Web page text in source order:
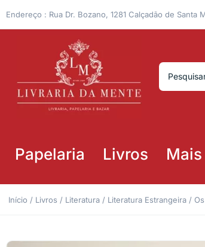
Endereço : Rua Dr. Bozano, 1281 Calçadão de Santa
Papelaria Livros
Início / Livros / Literatura / Literatura Estrangeira /